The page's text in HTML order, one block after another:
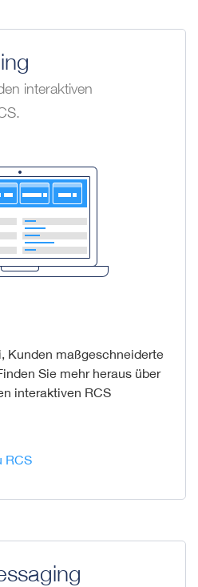
interaktiven
Kunden maßgeschneiderte
Sie mehr heraus über
interaktiven RCS
RCS